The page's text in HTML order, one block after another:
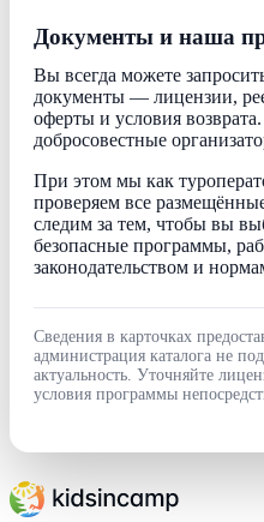
Документы и наша
Вы всегда можете
документы — лицензии,
оферты и условия
добросовестные
При этом мы как
проверяем все
следим за тем, чтобы вы
безопасные программы,
законодательством и
Сведения в карточках
администрация каталога не
актуальность. Уточняйте
условия программы